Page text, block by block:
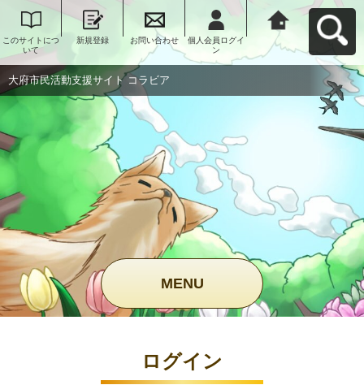
このサイトにつ
いて
新規登録 お問い合わせ
個人会員ログイ
ン
大府市民活動支
援サイト コラビ
アへ戻る
大府市民活動支援サイト コラビア
MENU
ログイン